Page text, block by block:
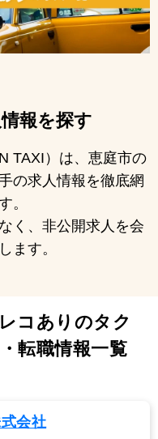
報を探す
TAXI）は、恵庭市の
の求人情報を徹底網
。
く、非公開求人を会
ます。
コありのタク
転職情報一覧
会社